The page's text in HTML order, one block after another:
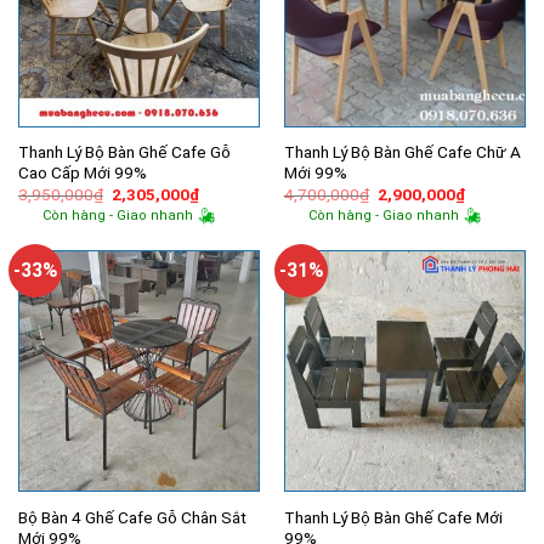
Thanh Lý Bộ Bàn Ghế Cafe Gỗ
Cao Cấp Mới 99%
3,950,000₫ Giá
gốc
là:
2,305,000₫Giá
hiện
tại
2,305,000₫.
Còn hàng - Giao nhanh
Thanh Lý Bộ Bàn Ghế Cafe Chữ A
Mới 99%
4,700,000₫ Giá
gốc
là:
2,900,000₫Giá
hiện
tại
Còn hàng - Giao nhanh
-33%
Bộ Bàn 4 Ghế Cafe Gỗ Chân Sắt
Mới 99%
-31%
Thanh Lý Bộ Bàn Ghế Cafe Mới
99%